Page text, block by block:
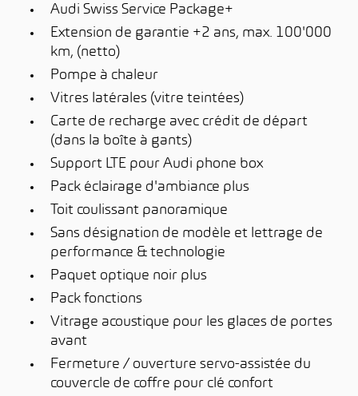
Audi Swiss Service Package+
Extension de garantie +2 ans, max. 100'000
km, (netto)
Pompe à chaleur
Vitres latérales (vitre teintées)
Carte de recharge avec crédit de départ
(dans la boîte à gants)
Support LTE pour Audi phone box
Pack éclairage d'ambiance plus
Toit coulissant panoramique
Sans désignation de modèle et lettrage de
performance & technologie
Paquet optique noir plus
Pack fonctions
Vitrage acoustique pour les glaces de portes
avant
Fermeture / ouverture servo-assistée du
couvercle de coffre pour clé confort